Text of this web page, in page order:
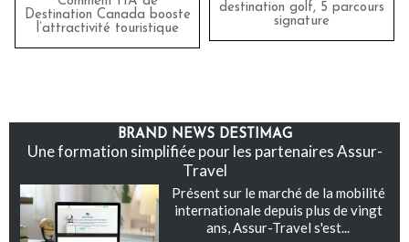
Destination Canada booste
l’attractivité touristique
destination golf, 5 parcours
signature
BRAND NEWS DESTIMAG
Une formation simplifiée pour les partenaires Assur-
Travel
Présent sur le marché de la mobilité
internationale depuis plus de vingt
ans, Assur-Travel s'est...